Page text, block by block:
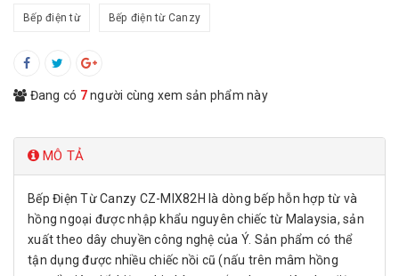
Bếp điện từ Bếp điện từ Canzy
Đang có 7người cùng xem sản phẩm này
MÔ TẢ
Bếp Điện Từ Canzy CZ-MIX82H là dòng bếp hỗn hợp từ và
hồng ngoại được nhập khẩu nguyên chiếc từ Malaysia, sản
xuất theo dây chuyền công nghệ của Ý. Sản phẩm có thể
tận dụng được nhiều chiếc nồi cũ (nấu trên mâm hồng